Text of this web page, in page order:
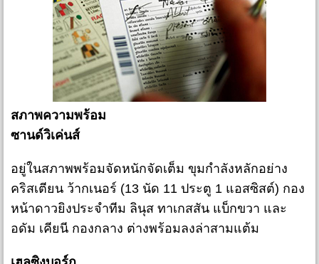
สภาพความพร้อม
ซานด์วิเค่นส์
อยู่ในสภาพพร้อมจัดหนักจัดเต็ม ขุมกำลังหลักอย่าง
คริสเตียน ว้ากเนอร์ (13 นัด 11 ประตู 1 แอสซิสต์) กอง
หน้าดาวยิงประจำทีม ลินุส ทาเกสสัน แบ็กขวา และ
อดัม เคียนี กองกลาง ต่างพร้อมลงล่าสามแต้ม